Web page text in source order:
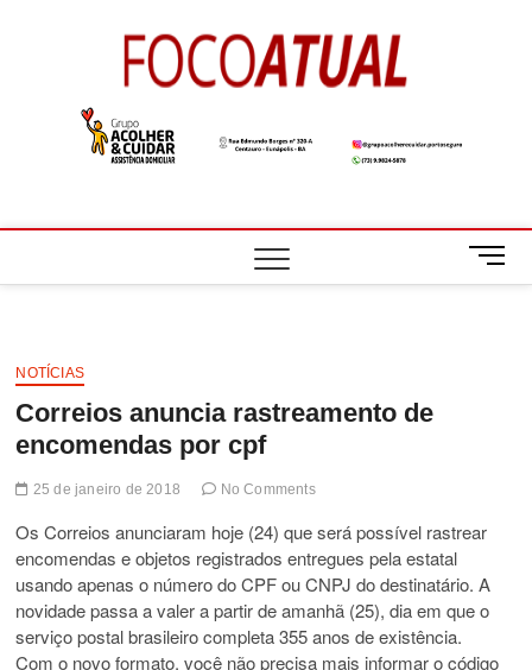
M
e
NOTÍCIAS
Correios anuncia rastreamento de
encomendas por cpf
25 de janeiro de 2018 No Comments
Os Correios anunciaram hoje (24) que será possível rastrear
encomendas e objetos registrados entregues pela estatal
usando apenas o número do CPF ou CNPJ do destinatário. A
novidade passa a valer a partir de amanhã (25), dia em que o
serviço postal brasileiro completa 355 anos de existência.
Com o novo formato, você não precisa mais informar o código